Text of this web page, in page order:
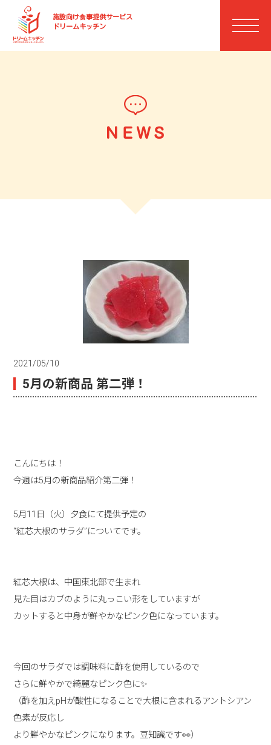
施設向け⾷事提供サービス
ドリームキッチン
ＮＥＷＳ
2021/05/10
5月の新商品 第二弾！
こんにちは！
今週は5月の新商品紹介第二弾！
5月11日（火）夕食にて提供予定の
“紅芯大根のサラダ”についてです。
紅芯大根は、中国東北部で生まれ
見た目はカブのように丸っこい形をしていますが
カットすると中身が鮮やかなピンク色になっています。
今回のサラダでは調味料に酢を使用しているので
さらに鮮やかで綺麗なピンク色に✨
（酢を加えpHが酸性になることで大根に含まれるアントシアン
色素が反応し
より鮮やかなピンクになります。豆知識です👀）